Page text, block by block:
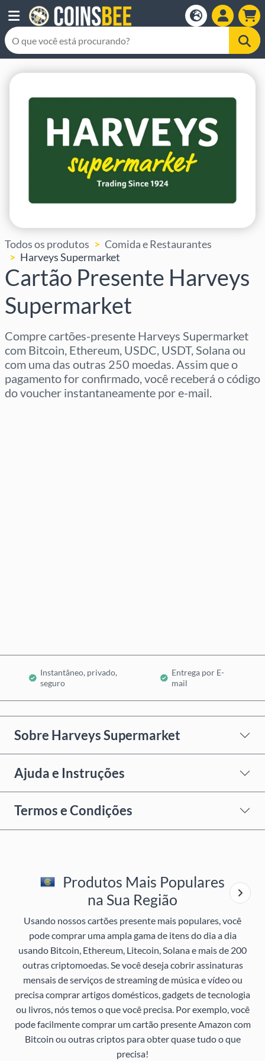
Todos os produtos
Comida e Restaurantes
Harveys Supermarket
Cartão Presente Harveys
Supermarket
Compre cartões-presente Harveys Supermarket
com Bitcoin, Ethereum, USDC, USDT, Solana ou
com uma das outras 250 moedas. Assim que o
pagamento for confirmado, você receberá o código
do voucher instantaneamente por e-mail.
Instantâneo, privado,
seguro
Entrega por E-
mail
Sobre Harveys Supermarket
Ajuda e Instruções
Termos e Condições
Produtos Mais Populares
na Sua Região
Usando nossos cartões presente mais populares, você
pode comprar uma ampla gama de itens do dia a dia
usando Bitcoin, Ethereum, Litecoin, Solana e mais de 200
outras criptomoedas. Se você deseja cobrir assinaturas
mensais de serviços de streaming de música e vídeo ou
precisa comprar artigos domésticos, gadgets de tecnologia
ou livros, nós temos o que você precisa. Por exemplo, você
pode facilmente comprar um cartão presente Amazon com
Bitcoin ou outras criptos para obter quase tudo o que
precisa!